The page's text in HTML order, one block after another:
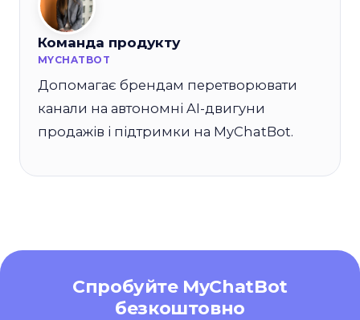
Команда продукту
MYCHATBOT
Допомагає брендам перетворювати
канали на автономні AI-двигуни
продажів і підтримки на MyChatBot.
Спробуйте MyChatBot
безкоштовно